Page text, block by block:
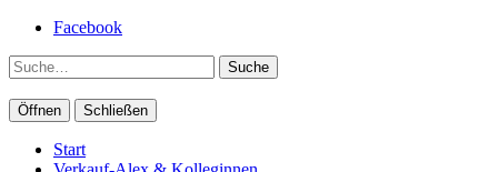
Facebook
Suche
Öffnen Schließen
Start